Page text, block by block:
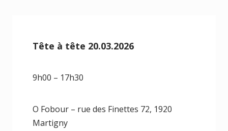
Tête à tête 20.03.2026
9h00 – 17h30
O Fobour – rue des Finettes 72, 1920
Martigny